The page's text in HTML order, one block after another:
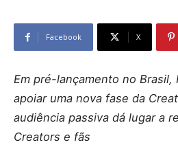
Facebook X
Em pré-lançamento no Brasil,
apoiar uma nova fase da
audiência passiva dá lugar a
Creators e fãs